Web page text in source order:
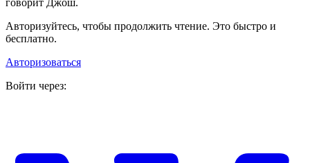
говорит Джош.
Авторизуйтесь, чтобы продолжить чтение. Это быстро и
бесплатно.
Авторизоваться
Войти через: